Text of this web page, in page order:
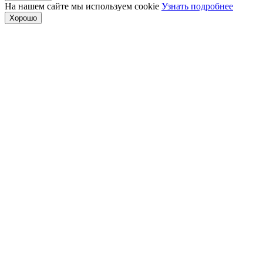
На нашем сайте мы используем cookie Узнать подробнее
Хорошо